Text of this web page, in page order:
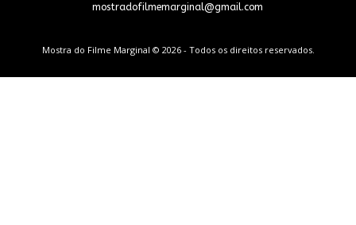
mostradofilmemarginal@gmail.com
Mostra do Filme Marginal © 2026 - Todos os direitos reservados.